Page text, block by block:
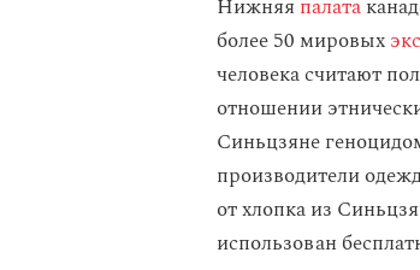
Нижняя палата
более 50 мировых
человека считают
отношении
Синьцзяне
производители
от хлопка из
использован